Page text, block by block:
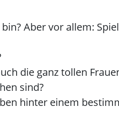
Aber vor allem:
die ganz tollen
sind?
hinter einem